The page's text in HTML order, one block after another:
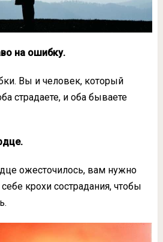
на ошибку.
Вы и человек, который
страдаете, и оба бываете
ожесточилось, вам нужно
крохи сострадания, чтобы